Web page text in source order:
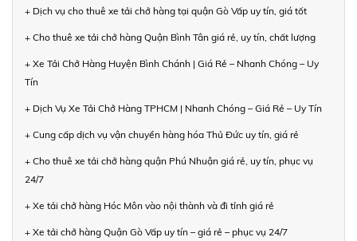
+ Dịch vụ cho thuê xe tải chở hàng tại quận Gò Vấp uy tín, giá tốt
+ Cho thuê xe tải chở hàng Quận Bình Tân giá rẻ, uy tín, chất lượng
+ Xe Tải Chở Hàng Huyện Bình Chánh | Giá Rẻ – Nhanh Chóng – Uy
Tín
+ Dịch Vụ Xe Tải Chở Hàng TPHCM | Nhanh Chóng – Giá Rẻ – Uy Tín
+ Cung cấp dịch vụ vận chuyển hàng hóa Thủ Đức uy tín, giá rẻ
+ Cho thuê xe tải chở hàng quận Phú Nhuận giá rẻ, uy tín, phục vụ
24/7
+ Xe tải chở hàng Hóc Môn vào nội thành và đi tỉnh giá rẻ
+ Xe tải chở hàng Quận Gò Vấp uy tín – giá rẻ – phục vụ 24/7